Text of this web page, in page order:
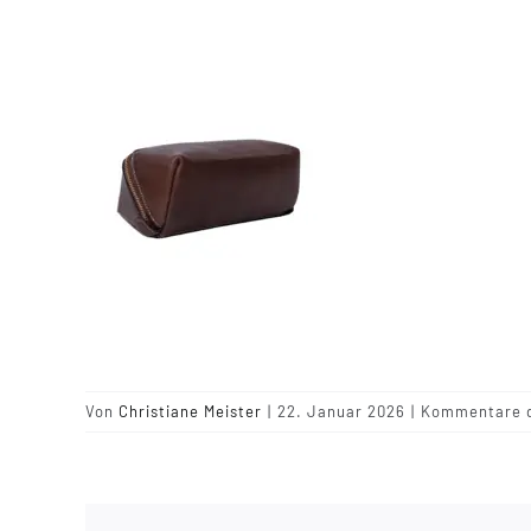
Von Christiane Meister | 22. Januar 2026 | Kommentare